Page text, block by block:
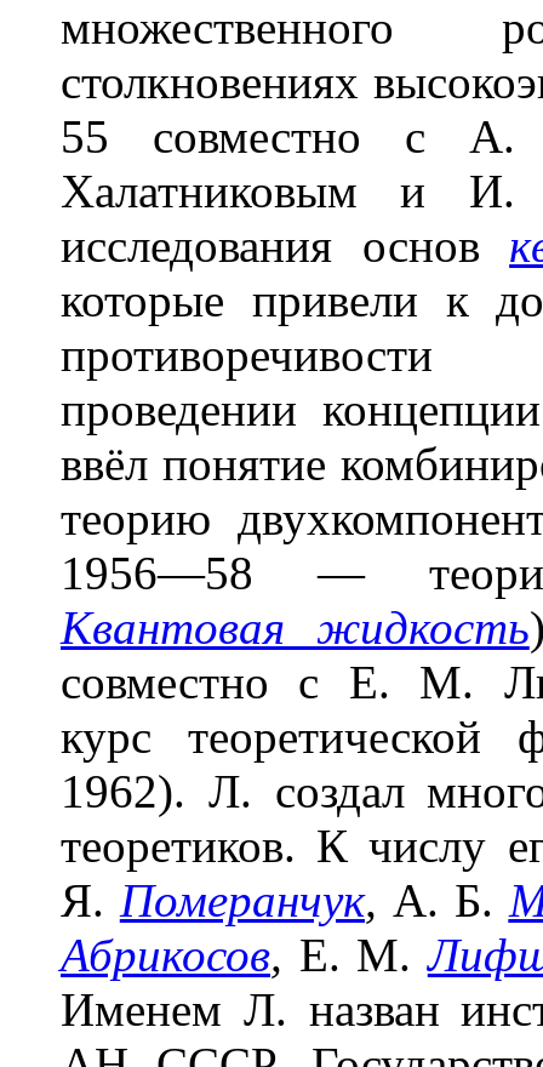
множественного
столкновениях
55 совместно с
Халатниковым и И.
исследования основ
которые привели к
проведении
ввёл понятие
теорию
1956—58 —
Квантовая жидкость
совместно с Е. М.
курс теоретической
1962). Л. создал
теоретиков. К числу
Я. Померанчук, А. Б.
Абрикосов, Е. М.
Именем Л. назван